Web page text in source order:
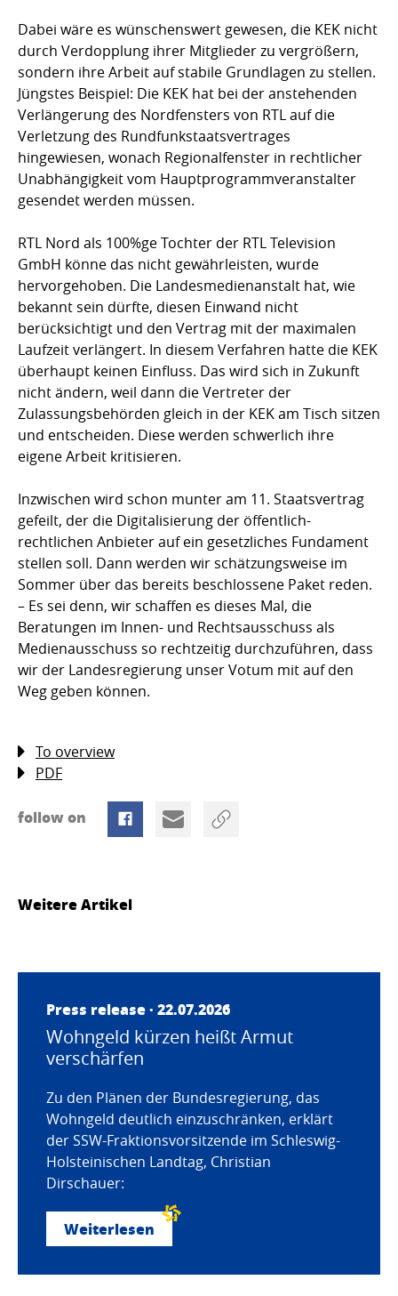
Dabei wäre es wünschenswert gewesen, die KEK nicht
durch Verdopplung ihrer Mitglieder zu vergrößern,
sondern ihre Arbeit auf stabile Grundlagen zu stellen.
Jüngstes Beispiel: Die KEK hat bei der anstehenden
Verlängerung des Nordfensters von RTL auf die
Verletzung des Rundfunkstaatsvertrages
hingewiesen, wonach Regionalfenster in rechtlicher
Unabhängigkeit vom Hauptprogrammveranstalter
gesendet werden müssen.
RTL Nord als 100%ge Tochter der RTL Television
GmbH könne das nicht gewährleisten, wurde
hervorgehoben. Die Landesmedienanstalt hat, wie
bekannt sein dürfte, diesen Einwand nicht
berücksichtigt und den Vertrag mit der maximalen
Laufzeit verlängert. In diesem Verfahren hatte die KEK
überhaupt keinen Einfluss. Das wird sich in Zukunft
nicht ändern, weil dann die Vertreter der
Zulassungsbehörden gleich in der KEK am Tisch sitzen
und entscheiden. Diese werden schwerlich ihre
eigene Arbeit kritisieren.
Inzwischen wird schon munter am 11. Staatsvertrag
gefeilt, der die Digitalisierung der öffentlich-
rechtlichen Anbieter auf ein gesetzliches Fundament
stellen soll. Dann werden wir schätzungsweise im
Sommer über das bereits beschlossene Paket reden.
– Es sei denn, wir schaffen es dieses Mal, die
Beratungen im Innen- und Rechtsausschuss als
Medienausschuss so rechtzeitig durchzuführen, dass
wir der Landesregierung unser Votum mit auf den
Weg geben können.
To overview
PDF
follow on
Weitere Artikel
Press release · 22.07.2026
Wohngeld kürzen heißt Armut
verschärfen
Zu den Plänen der Bundesregierung, das
Wohngeld deutlich einzuschränken, erklärt
der SSW-Fraktionsvorsitzende im Schleswig-
Holsteinischen Landtag, Christian
Dirschauer:
Weiterlesen